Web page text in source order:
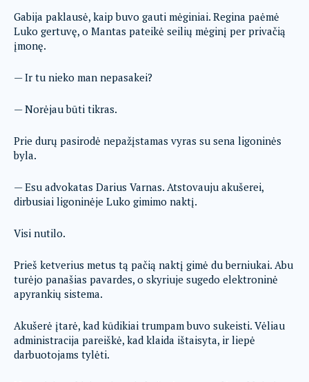
Gabija paklausė, kaip buvo gauti mėginiai. Regina paėmė
Luko gertuvę, o Mantas pateikė seilių mėginį per privačią
įmonę.
— Ir tu nieko man nepasakei?
— Norėjau būti tikras.
Prie durų pasirodė nepažįstamas vyras su sena ligoninės
byla.
— Esu advokatas Darius Varnas. Atstovauju akušerei,
dirbusiai ligoninėje Luko gimimo naktį.
Visi nutilo.
Prieš ketverius metus tą pačią naktį gimė du berniukai. Abu
turėjo panašias pavardes, o skyriuje sugedo elektroninė
apyrankių sistema.
Akušerė įtarė, kad kūdikiai trumpam buvo sukeisti. Vėliau
administracija pareiškė, kad klaida ištaisyta, ir liepė
darbuotojams tylėti.